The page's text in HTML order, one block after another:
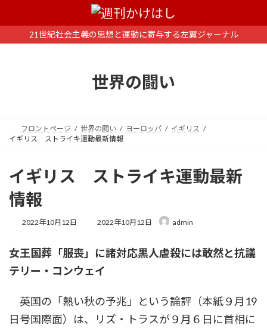
ン
ー
21世紀社会主義の思想と運動に寄与する左翼ジャーナル
世界の闘い
フロントページ 世界の闘い ヨーロッパ
イギリス
イギリス ストライキ運動最新情報
イギリス ストライキ運動最新
情報
2022年10月12日
最
新
時
2022年10月12日 admin
女王国葬「服喪」に諸対応黒人虐殺には敢然と抗議
テリー・コンウェイ
英国の「熱い秋の予兆」という論評（本紙９月19
日号国際面）は、リズ・トラスが９月６日に首相に